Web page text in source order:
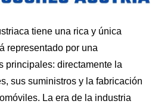
tiene una rica y única
representado por una
principales: directamente la
sus suministros y la fabricación
La era de la industria